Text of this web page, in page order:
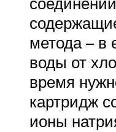
метода – в
воды от
время
картридж
ионы